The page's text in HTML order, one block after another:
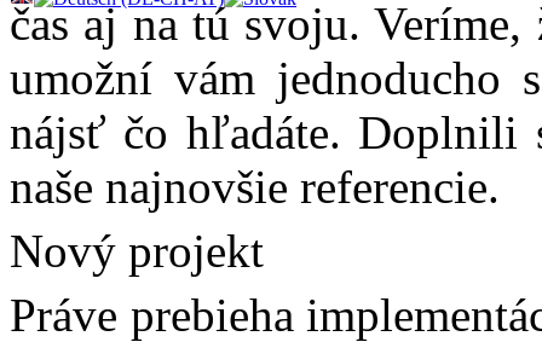
čas aj na tú svoju.
umožní vám jednoducho
nájsť čo hľadáte. Doplnili
naše najnovšie referencie.
Nový projekt
Práve prebieha